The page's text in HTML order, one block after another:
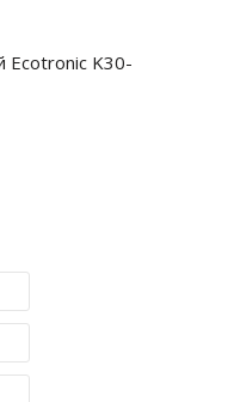
Ecotronic K30-